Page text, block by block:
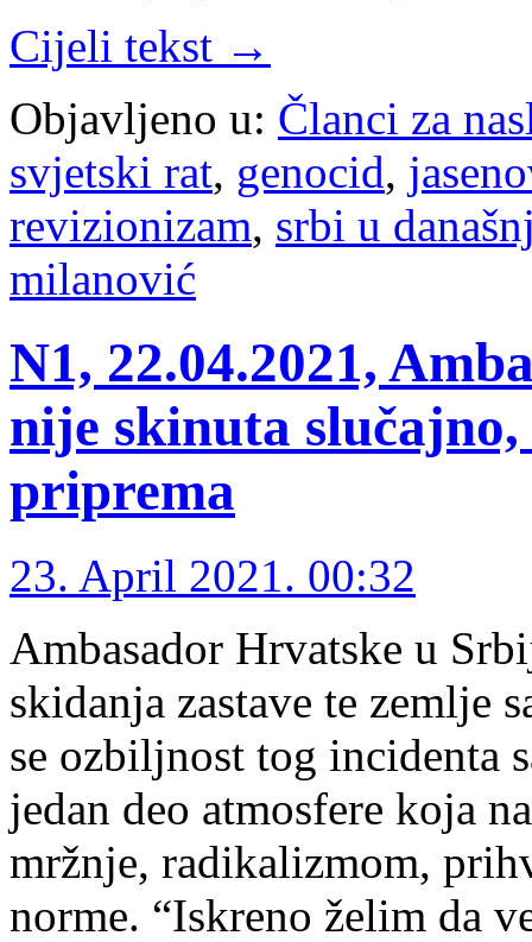
Cijeli tekst →
Objavljeno u: Članci za
svjetski rat, genocid,
revizionizam, srbi u
milanović
N1, 22.04.2021,
nije skinuta
priprema
23. April 2021. 00:32
Ambasador Hrvatske u
skidanja zastave te zemlje
se ozbiljnost tog incidenta
jedan deo atmosfere koja
mržnje, radikalizmom,
norme. “Iskreno želim da